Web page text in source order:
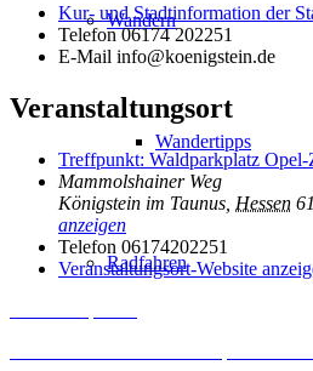
Wandern
Wandertipps
Radfahren
Kur- und Stadtinformation der
Telefon06174 202251
E-Mail info@koenigstein.de
Veranstaltungsort
Treffpunkt: Waldparkplatz Opel-
Mammolshainer Weg
Königstein im Taunus Hessen
anzeigen
Telefon 06174202251
Veranstaltungsort-Website